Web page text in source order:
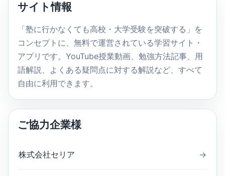
検
索
サイト情報
「塾に行かなくても高校・大学受験を突破する」を
コンセプトに、無料で運営されている学習サイト・
アプリです。YouTube授業動画、勉強方法記事、用
語解説、よくある疑問点に対する解説など、すべて
自由に利用できます。
ご協力企業様
株式会社セリア →